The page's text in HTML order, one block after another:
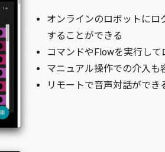
オンラインのロボットに
することができる
コマンドやFlowを実行し
マニュアル操作での介入も
リモートで音声対話ができ